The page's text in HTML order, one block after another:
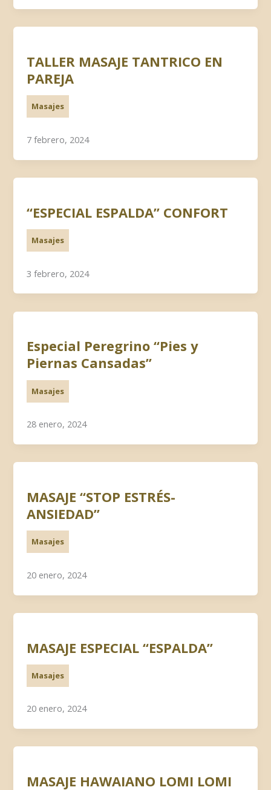
TALLER MASAJE TANTRICO EN
PAREJA
Masajes
7 febrero, 2024
“ESPECIAL ESPALDA” CONFORT
Masajes
3 febrero, 2024
Especial Peregrino “Pies y
Piernas Cansadas”
Masajes
28 enero, 2024
MASAJE “STOP ESTRÉS-
ANSIEDAD”
Masajes
20 enero, 2024
MASAJE ESPECIAL “ESPALDA”
Masajes
20 enero, 2024
MASAJE HAWAIANO LOMI LOMI